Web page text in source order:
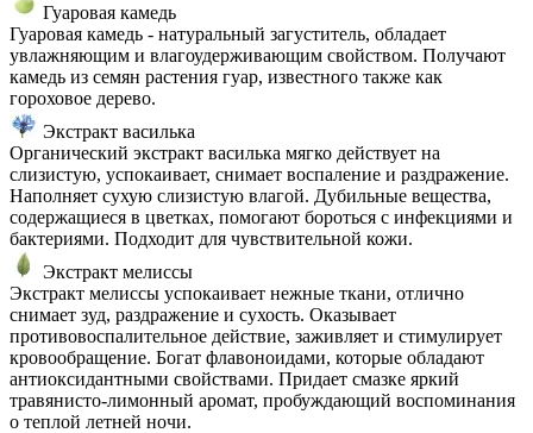
Гуаровая камедь
Гуаровая камедь - натуральный загуститель, обладает
увлажняющим и влагоудерживающим свойством. Получают
камедь из семян растения гуар, известного также как
гороховое дерево.
Экстракт василька
Органический экстракт василька мягко действует на
слизистую, успокаивает, снимает воспаление и раздражение.
Наполняет сухую слизистую влагой. Дубильные вещества,
содержащиеся в цветках, помогают бороться с инфекциями и
бактериями. Подходит для чувствительной кожи.
Экстракт мелиссы
Экстракт мелиссы успокаивает нежные ткани, отлично
снимает зуд, раздражение и сухость. Оказывает
противовоспалительное действие, заживляет и стимулирует
кровообращение. Богат флавоноидами, которые обладают
антиоксидантными свойствами. Придает смазке яркий
травянисто-лимонный аромат, пробуждающий воспоминания
о теплой летней ночи.